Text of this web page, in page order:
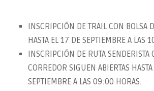
INSCRIPCIÓN DE TRAIL CON BOLSA
HASTA EL 17 DE SEPTIEMBRE A LAS
INSCRIPCIÓN DE RUTA SENDERISTA
CORREDOR SIGUEN ABIERTAS
SEPTIEMBRE A LAS 09:00 HORAS.